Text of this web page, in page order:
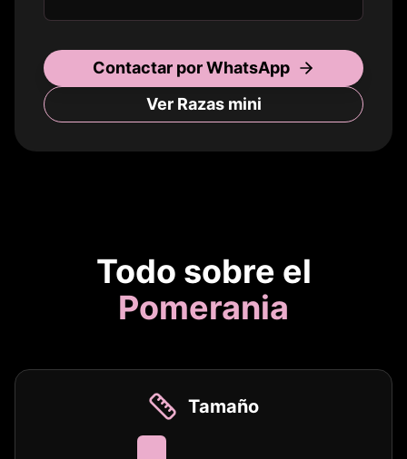
Contactar por WhatsApp
Ver Razas mini
Todo sobre el
Pomerania
Tamaño